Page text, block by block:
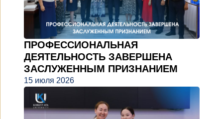
ПРОФЕССИОНАЛЬНАЯ
ДЕЯТЕЛЬНОСТЬ ЗАВЕРШЕНА
ЗАСЛУЖЕННЫМ ПРИЗНАНИЕМ
15 июля 2026